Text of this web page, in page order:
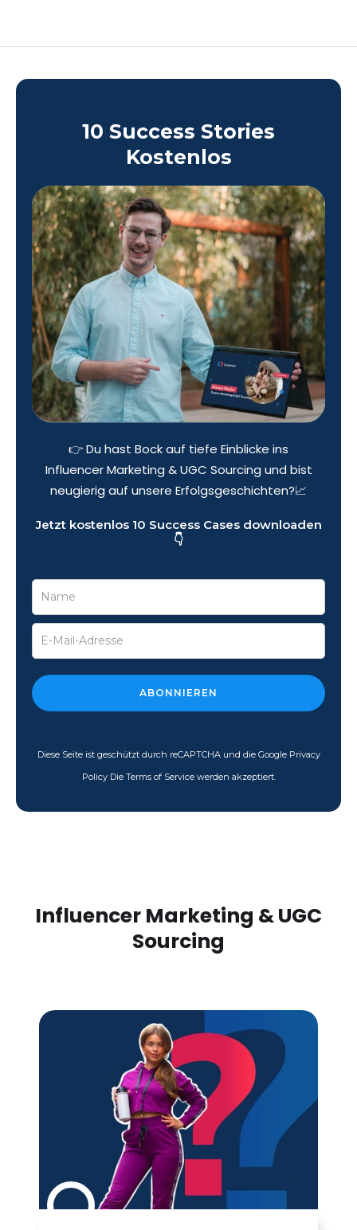
10 Success Stories
Kostenlos
👉 Du hast Bock auf tiefe Einblicke ins
Influencer Marketing & UGC Sourcing und bist
neugierig auf unsere Erfolgsgeschichten?📈
Jetzt kostenlos 10 Success Cases downloaden
👇
Diese Seite ist geschützt durch reCAPTCHA und die Google Privacy
Policy Die Terms of Service werden akzeptiert.
Influencer Marketing & UGC
Sourcing